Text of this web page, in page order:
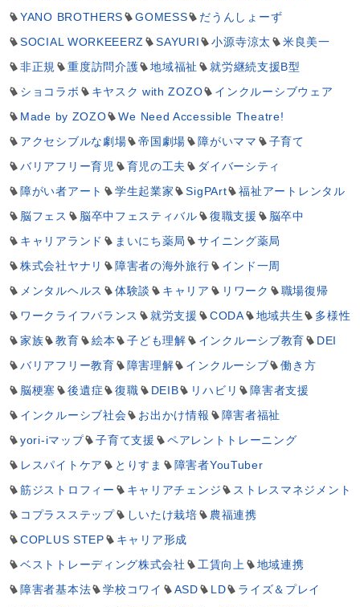
YANO BROTHERS
GOMESS
だうんしょーず
SOCIAL WORKEEERZ
SAYURI 小源寺涼太
米良美一
非正規
重度訪問介護 地域福祉
就労継続支援B型
ショコラボ
キヤスク with ZOZO
インクルーシブウェア
Made by ZOZO
We Need Accessible Theatre!
アクセシブルな劇場
帝国劇場 障がいママ
子育て
バリアフリー育児
育児の工夫
ダイバーシティ
障がい者アート
学生起業家 SigPArt
福祉アートレンタル
脳フェス
脳卒中フェスティバル 復職支援
脳卒中
キャリアランド
まいにち薬局
サイニング薬局
株式会社ヤナリ
障害者の海外旅行
インド一周
メンタルヘルス
体験談 キャリア リワーク
職場復帰
ワークライフバランス
就労支援 CODA 地域共生
多様性
家族
教育 絵本 子ども理解 インクルーシブ教育
DEI
バリアフリー教育
障害理解 インクルーシブ
働き方
脳梗塞
後遺症 復職 DEIB リハビリ
障害者支援
インクルーシブ社会
お出かけ情報
障害者福祉
yori-iマップ
子育て支援
ペアレントトレーニング
レスパイトケア
とりすま
障害者YouTuber
筋ジストロフィー
キャリアチェンジ
ストレスマネジメント
コプラスステップ
しいたけ栽培
農福連携
COPLUS STEP
キャリア形成
ベストトレーディング株式会社
工賃向上
地域連携
障害者基本法
学校コワイ ASD LD
ライズ＆プレイ